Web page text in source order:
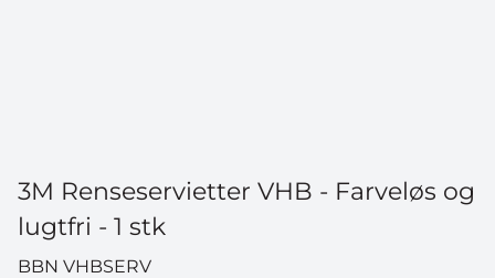
3M Renseservietter VHB - Farveløs og
lugtfri - 1 stk
BBN VHBSERV